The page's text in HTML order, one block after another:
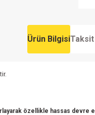
Ürün Bilgisi
özellikle hassas